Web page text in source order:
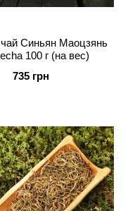
Синьян Маоцзянь
100 г (на вес)
735 грн